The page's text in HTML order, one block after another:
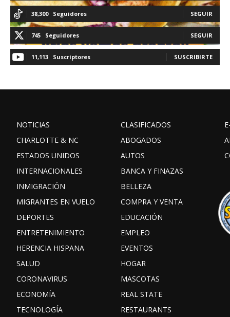
38,300 Seguidores SEGUIR
745 Seguidores SEGUIR
11,113 Suscriptores SUSCRIBIRTE
NOTICIAS
CHARLOTTE & NC
ESTADOS UNIDOS
INTERNACIONALES
INMIGRACIÓN
MIGRANTES EN VUELO
DEPORTES
ENTRETENIMIENTO
HERENCIA HISPANA
SALUD
CORONAVIRUS
ECONOMÍA
TECNOLOGÍA
CLASIFICADOS
ABOGADOS
AUTOS
BANCA Y FINAZAS
BELLEZA
COMPRA Y VENTA
EDUCACIÓN
EMPLEO
EVENTOS
HOGAR
MASCOTAS
REAL STATE
RESTAURANTS